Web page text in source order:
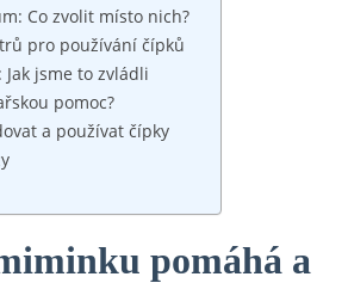
Co zvolit místo nich?
pro používání čípků
jsme to zvládli
pomoc?
a používat čípky
pomáhá a